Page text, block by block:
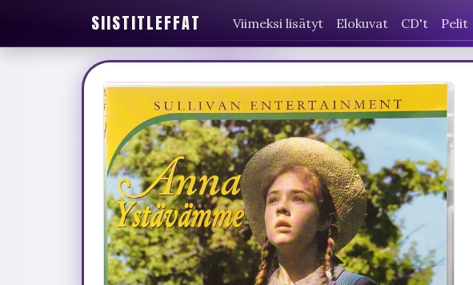
SIISTITLEFFAT Viimeksi lisätyt Elokuvat CD't Pelit